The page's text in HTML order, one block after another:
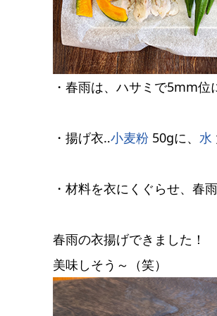
・春雨は、ハサミで5mm位
・揚げ衣‥小麦粉 50gに、 水
・材料を衣にくぐらせ、春
春雨の衣揚げできました！
美味しそう～（笑）